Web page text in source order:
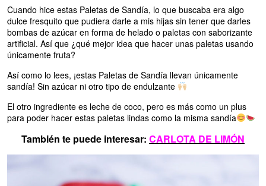
Cuando hice estas Paletas de Sandía, lo que buscaba era algo
dulce fresquito que pudiera darle a mis hijas sin tener que darles
bombas de azúcar en forma de helado o paletas con saborizante
artificial. Así que ¿qué mejor idea que hacer unas paletas usando
únicamente fruta?
Así como lo lees, ¡estas Paletas de Sandía llevan únicamente
sandía! Sin azúcar ni otro tipo de endulzante
El otro ingrediente es leche de coco, pero es más como un plus
para poder hacer estas paletas lindas como la misma sandía
También te puede interesar: CARLOTA DE LIMÓN